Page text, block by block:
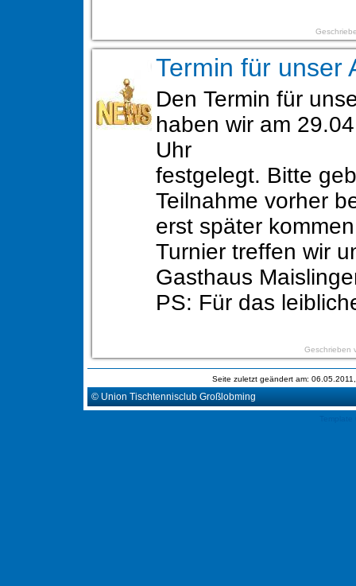
Termin für unser
Den Termin für
haben wir am
Uhr
festgelegt. Bitte
Teilnahme vorher
erst später
Turnier treffen wir
Gasthaus
PS: Für das
Geschrieben
Seite zuletzt geändert am:
© Union Tischtennisclub Großlobming